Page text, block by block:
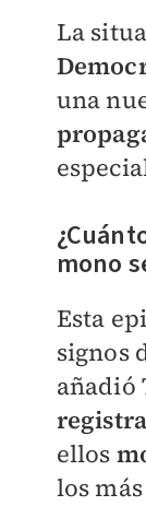
La
una
mono
Esta
signos
añadió
ellos
los